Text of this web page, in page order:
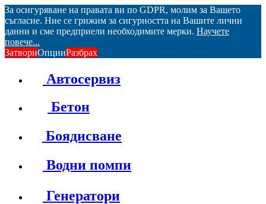
За осигуряване на правата ви по GDPR, молим за Вашето
съгласие. Ние се грижим за сигурността на Вашите лични
данни и сме предприели необходимите мерки. Научете
повече...
ЗатвориОпцииРазбрах
Автосервиз
Бетон
Боядисване
Водни помпи
Генератори